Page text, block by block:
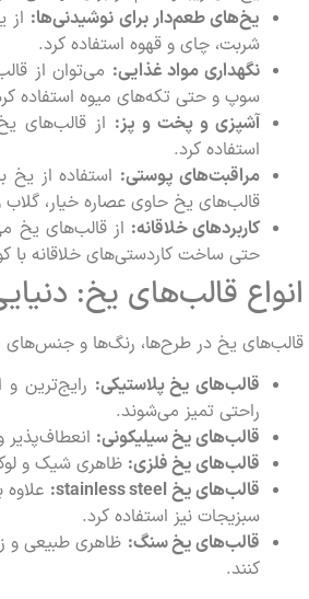
یخ‌های طعم‌دار برای نوشیدنی‌ها: از
شربت، چای و قهوه استفاده کرد.
نگهداری مواد غذایی: می‌توان از
سوپ و حتی تکه‌های میوه استفاده
آشپزی و پخت و پز: از قالب‌های
استفاده کرد.
مراقبت‌های پوستی: استفاده از
قالب‌های یخ حاوی عصاره خیار، گلاب
کاربردهای خلاقانه: از قالب‌های یخ
حتی ساخت کاردستی‌های خلاقانه با
انواع قالب‌های یخ:
قالب‌های یخ در طرح‌ها، رنگ‌ها و جنس‌های
قالب‌های یخ پلاستیکی: رایج‌ترین
راحتی تمیز می‌شوند.
قالب‌های یخ سیلیکونی: انعطاف‌پذیر
قالب‌های یخ فلزی: ظاهری شیک و
قالب‌های یخ stainless steel
:
سبزیجات نیز استفاده کرد.
قالب‌های یخ سنگ: ظاهری طبیعی و
کنند.